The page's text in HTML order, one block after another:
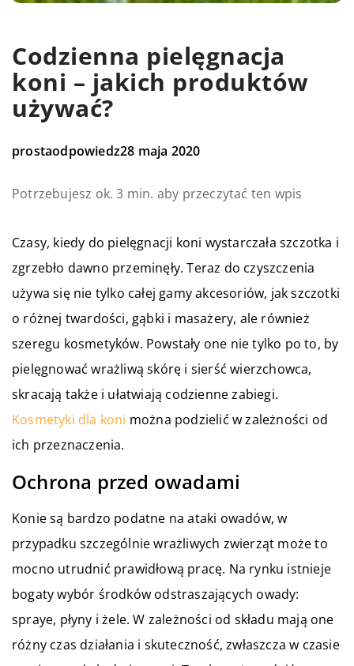
Codzienna pielęgnacja
koni – jakich produktów
używać?
prostaodpowiedz28 maja 2020
Potrzebujesz ok. 3 min. aby przeczytać ten wpis
Czasy, kiedy do pielęgnacji koni wystarczała szczotka i
zgrzebło dawno przeminęły. Teraz do czyszczenia
używa się nie tylko całej gamy akcesoriów, jak szczotki
o różnej twardości, gąbki i masażery, ale również
szeregu kosmetyków. Powstały one nie tylko po to, by
pielęgnować wrażliwą skórę i sierść wierzchowca,
skracają także i ułatwiają codzienne zabiegi.
Kosmetyki dla koni można podzielić w zależności od
ich przeznaczenia.
Ochrona przed owadami
Konie są bardzo podatne na ataki owadów, w
przypadku szczególnie wrażliwych zwierząt może to
mocno utrudnić prawidłową pracę. Na rynku istnieje
bogaty wybór środków odstraszających owady:
spraye, płyny i żele. W zależności od składu mają one
różny czas działania i skuteczność, zwłaszcza w czasie